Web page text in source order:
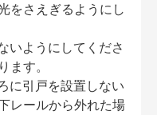
をさえぎるようにし
いようにしてくださ
ます。
に引戸を設置しない
レールから外れた場